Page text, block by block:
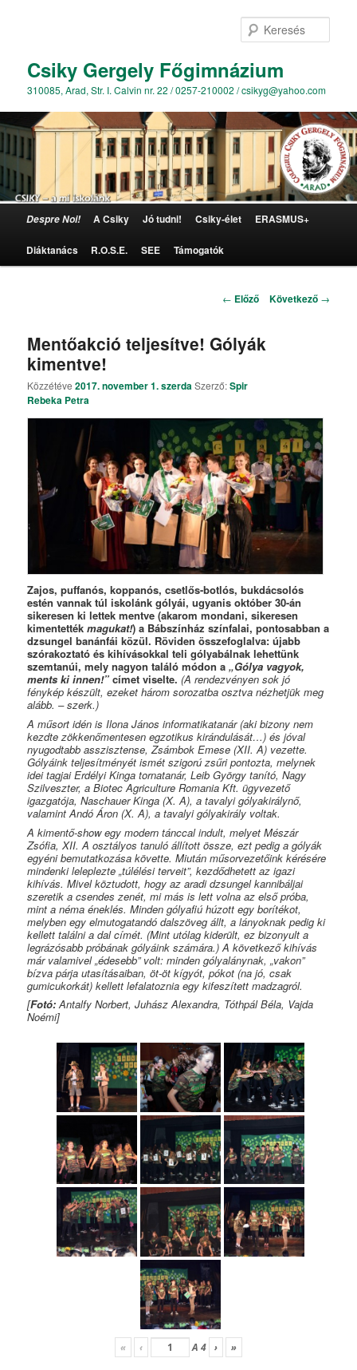
Csiky Gergely Főgimnázium
310085, Arad, Str. I. Calvin nr. 22 / 0257-210002 / csikyg@yahoo.com
Tovább az elsődleges tartalomra
Despre Noi! A Csiky Jó tudni! Csiky-élet ERASMUS+
Diáktanács R.O.S.E. SEE Támogatók
Bejegyzés navigáció
← Előző Következő →
Mentőakció teljesítve! Gólyák
kimentve!
Közzétéve2017. november 1. szerdaSzerző:Spir
Rebeka Petra
Zajos,puffanós, koppanós, csetlős-botlós, bukdácsolós
estén vannak túl iskolánk gólyái, ugyanis október 30-án
sikeresen ki lettek mentve (akarom mondani, sikeresen
kimentettékmagukat!) a Bábszínház színfalai, pontosabban a
dzsungel banánfái közül. Röviden összefoglalva: újabb
szórakoztató és kihívásokkal teli gólyabálnak lehettünk
szemtanúi, mely nagyon találó módon a„Gólya vagyok,
ments ki innen!” címet viselte.(A rendezvényen sok jó
fénykép készült, ezeket három sorozatba osztva nézhetjük meg
alább. – szerk.)
A műsort idén is Ilona János informatikatanár (aki bizony nem
kezdte zökkenőmentesen egzotikus kirándulását…) és jóval
nyugodtabb asszisztense, Zsámbok Emese (XII. A) vezette.
Gólyáink teljesítményét ismét szigorú zsűri pontozta, melynek
idei tagjai Erdélyi Kinga tornatanár, Leib György tanító, Nagy
Szilveszter, a Biotec Agriculture Romania Kft. ügyvezető
igazgatója, Naschauer Kinga (X. A), a tavalyi gólyakirálynő,
valamint Andó Áron (X. A), a tavalyi gólyakirály voltak.
A kimentő-show egy modern tánccal indult, melyet Mészár
Zsófia, XII. A osztályos tanuló állított össze, ezt pedig a gólyák
egyéni bemutatkozása követte. Miután műsorvezetőink kérésére
mindenki leleplezte „túlélési terveit”, kezdődhetett az igazi
kihívás. Mivel köztudott, hogy az aradi dzsungel kannibáljai
szeretik a csendes zenét, mi más is lett volna az első próba,
mint a néma éneklés. Minden gólyafiú húzott egy borítékot,
melyben egy elmutogatandó dalszöveg állt, a lányoknak pedig ki
kellett találni a dal címét. (Mint utólag kiderült, ez bizonyult a
legrázósabb próbának gólyáink számára.) A következő kihívás
már valamivel „édesebb” volt: minden gólyalánynak, „vakon”
bízva párja utasításaiban, öt-öt kígyót, pókot (na jó, csak
gumicukorkát) kellett lefalatoznia egy kifeszített madzagról.
[Fotó:Antalfy Norbert, Juhász Alexandra, Tóthpál Béla, Vajda
Noémi]
« ‹ A 4 › »